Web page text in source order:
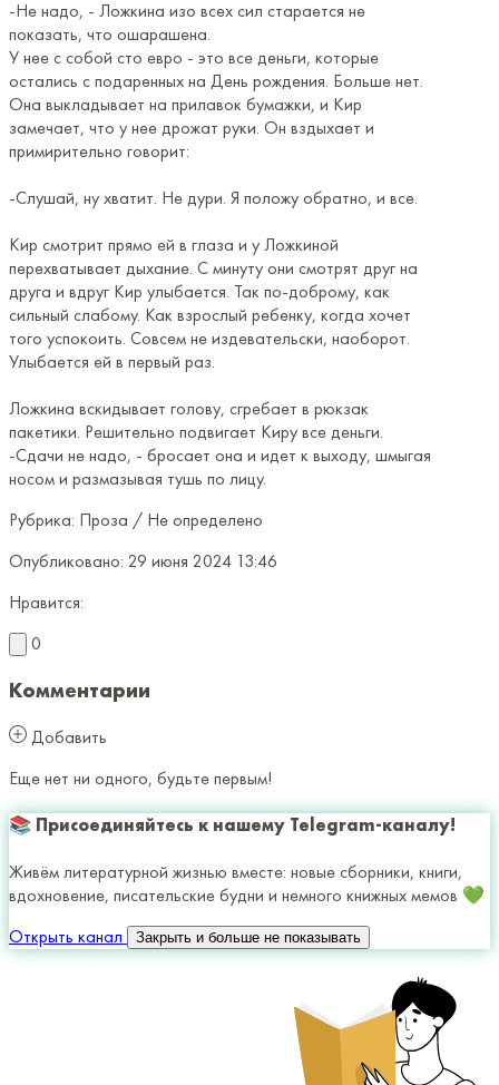
-Не надо, - Ложкина изо всех сил старается не
показать, что ошарашена.
У нее с собой сто евро - это все деньги, которые
остались с подаренных на День рождения. Больше нет.
Она выкладывает на прилавок бумажки, и Кир
замечает, что у нее дрожат руки. Он вздыхает и
примирительно говорит:
-Слушай, ну хватит. Не дури. Я положу обратно, и все.
Кир смотрит прямо ей в глаза и у Ложкиной
перехватывает дыхание. С минуту они смотрят друг на
друга и вдруг Кир улыбается. Так по-доброму, как
сильный слабому. Как взрослый ребенку, когда хочет
того успокоить. Совсем не издевательски, наоборот.
Улыбается ей в первый раз.
Ложкина вскидывает голову, сгребает в рюкзак
пакетики. Решительно подвигает Киру все деньги.
-Сдачи не надо, - бросает она и идет к выходу, шмыгая
носом и размазывая тушь по лицу.
Рубрика: Проза / Не определено
Опубликовано: 29 июня 2024 13:46
Нравится:
0
Комментарии
Добавить
Еще нет ни одного, будьте первым!
📚 Присоединяйтесь к нашему Telegram-каналу!
Живём литературной жизнью вместе: новые сборники, книги,
вдохновение, писательские будни и немного книжных мемов 💚
Открыть канал
Закрыть и больше не показывать